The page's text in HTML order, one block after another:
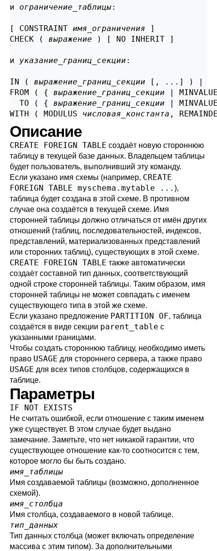
и ограничение_таблицы:
[ CONSTRAINT имя_ограничения ]
CHECK ( выражение ) [ NO INHERIT ]
и указание_границ_секции :
IN ( выражение_границ_секции [, ...] ) |
FROM ( { выражение_границ_секции |
  TO ( {
выражение_границ_секции |
WITH ( MODULUS числовая_константа ,
Описание
CREATE FOREIGN TABLE создаёт новую стороннюю
таблицу в текущей базе данных. Владельцем таблицы
будет пользователь, выполнивший эту команду.
Если указано имя схемы (например, CREATE
FOREIGN TABLE myschema.mytable ... ),
таблица будет создана в этой схеме. В противном
случае она создаётся в текущей схеме. Имя
сторонней таблицы должно отличаться от имён других
отношений (таблиц, последовательностей, индексов,
представлений, материализованных представлений
или сторонних таблиц), существующих в этой схеме.
CREATE FOREIGN TABLE также автоматически
создаёт составной тип данных, соответствующий
одной строке сторонней таблицы. Таким образом, имя
сторонней таблицы не может совпадать с именем
существующего типа в этой же схеме.
Если указано предложение PARTITION OF, таблица
создаётся в виде секции parent_table с
указанными границами.
Чтобы создать стороннюю таблицу, необходимо иметь
право USAGE для стороннего сервера, а также право
USAGE для всех типов столбцов, содержащихся в
таблице.
Параметры
IF NOT EXISTS
Не считать ошибкой, если отношение с таким именем
уже существует. В этом случае будет выдано
замечание. Заметьте, что нет никакой гарантии, что
существующее отношение как-то соотносится с тем,
которое могло бы быть создано.
имя_таблицы
Имя создаваемой таблицы (возможно, дополненное
схемой).
имя_столбца
Имя столбца, создаваемого в новой таблице.
тип_данных
Тип данных столбца (может включать определение
массива с этим типом). За дополнительными